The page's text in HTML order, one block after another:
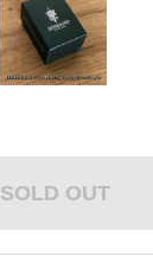
SOLD OUT